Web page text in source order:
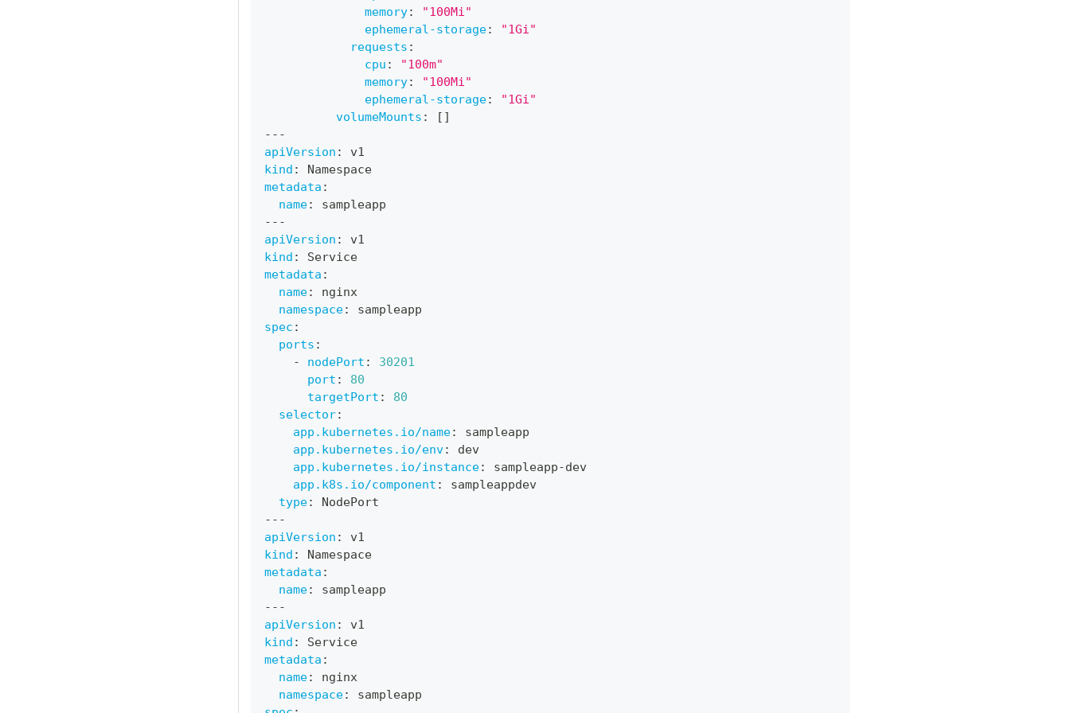
memory:
"100Mi"
ephemeral-storage:
"1Gi"
requests :
cpu :
"100m"
memory:
"100Mi"
ephemeral-storage:
"1Gi"
volumeMounts : [ ]
---
apiVersion :
v1
kind :
Namespace
metadata :
name:
sampleapp
---
apiVersion :
v1
kind :
Service
metadata :
name:
nginx
namespace:
sampleapp
spec :
ports :
-
nodePort :
30201
port :
80
targetPort :
80
selector:
app.kubernetes.io/name:
sampleapp
app.kubernetes.io/env:
dev
app.kubernetes.io/instance: sampleapp-dev
app.k8s.io/component :
sampleappdev
type:
NodePort
---
apiVersion :
v1
kind :
Namespace
metadata :
name:
sampleapp
---
apiVersion :
v1
kind :
Service
metadata :
name:
nginx
namespace:
sampleapp